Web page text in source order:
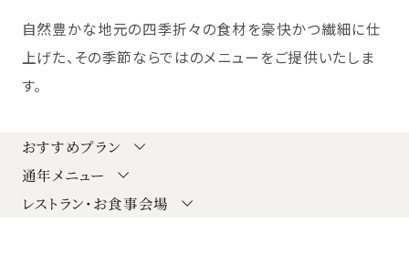
自然豊かな地元の四季折々の食材を豪快かつ繊細に仕
上げた、 その季節ならではのメニューをご提供いたしま
す。
おすすめプラン
通年メニュー
レストラン・お食事会場